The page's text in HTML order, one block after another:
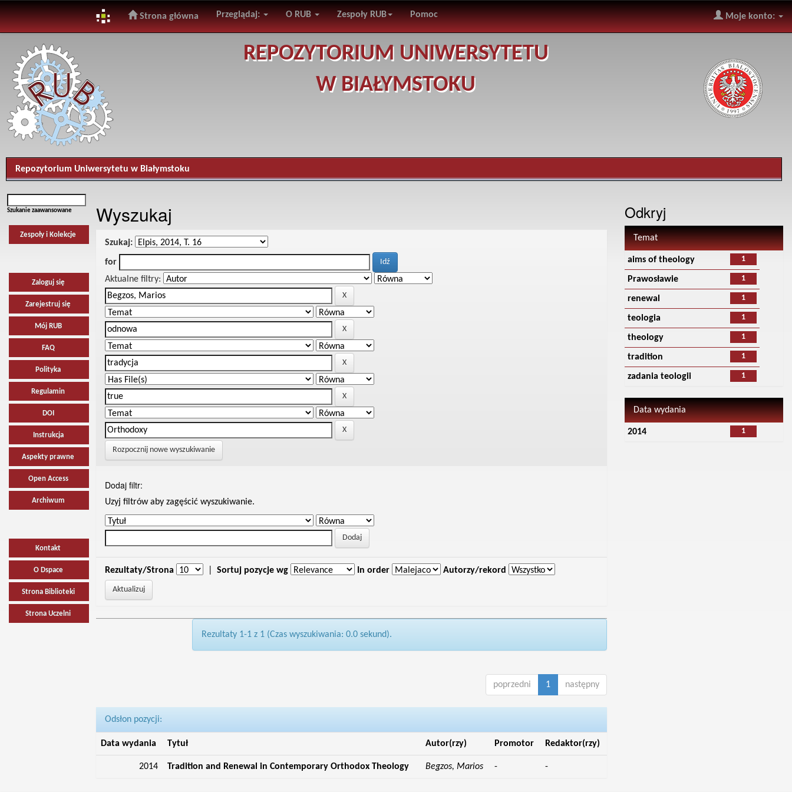
navigation
Strona główna Przeglądaj: O RUB Zespoły RUB Pomoc Moje konto:
REPOZYTORIUM UNIWERSYTETU
W BIAŁYMSTOKU
Repozytorium Uniwersytetu w Białymstoku
Szukanie zaawansowane
Zespoły i Kolekcje
Zaloguj się
Zarejestruj się
Mój RUB
FAQ
Polityka
Regulamin
DOI
Instrukcja
Aspekty prawne
Open Access
Archiwum
Kontakt
O Dspace
Strona Biblioteki
Strona Uczelni
Wyszukaj
Szukaj:
for
Aktualne filtry:
Rozpocznij nowe wyszukiwanie
Dodaj filtr:
Uzyj filtrów aby zagęścić wyszukiwanie.
Rezultaty/Strona Sortuj pozycje wg In order Autorzy/rekord
Rezultaty 1-1 z 1 (Czas wyszukiwania: 0.0 sekund).
poprzedni 1 następny
Odsłon pozycji:
Data wydania Tytuł Autor(rzy) Promotor Redaktor(rzy)
2014 Tradition and Renewal in Contemporary Orthodox Theology Begzos, Marios - -
Odkryj
Temat
1
aims of theology
1
Prawosławie
1
renewal
1
teologia
1
theology
1
tradition
1
zadania teologii
Data wydania
1
2014